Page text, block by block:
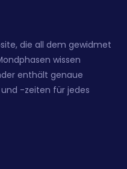
die all dem gewidmet
wissen
enthält genaue
-zeiten für jedes